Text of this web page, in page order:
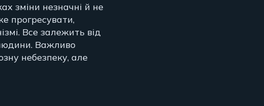
зміни незначні й не
прогресувати,
Все залежить від
Важливо
небезпеку, але